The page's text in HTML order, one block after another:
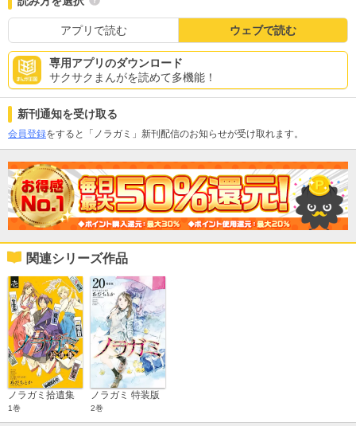
アプリで読む ウェブで読む
専用アプリのダウンロード
サクサクまんがを読めて多機能！
新刊通知を受け取る
会員登録をすると「ノラガミ」新刊配信のお知らせが受け取れます。
関連シリーズ作品
ノラガミ拾遺集
1巻
ノラガミ 特装版
2巻